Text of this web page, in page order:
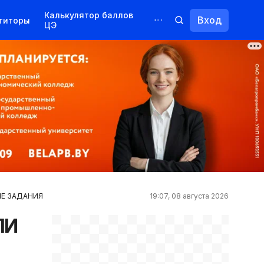
Калькулятор баллов
ЦЭ
Курсы
Переподготовка
Вход
ЗАДАНИЯ 19:07, 08 августа 2026